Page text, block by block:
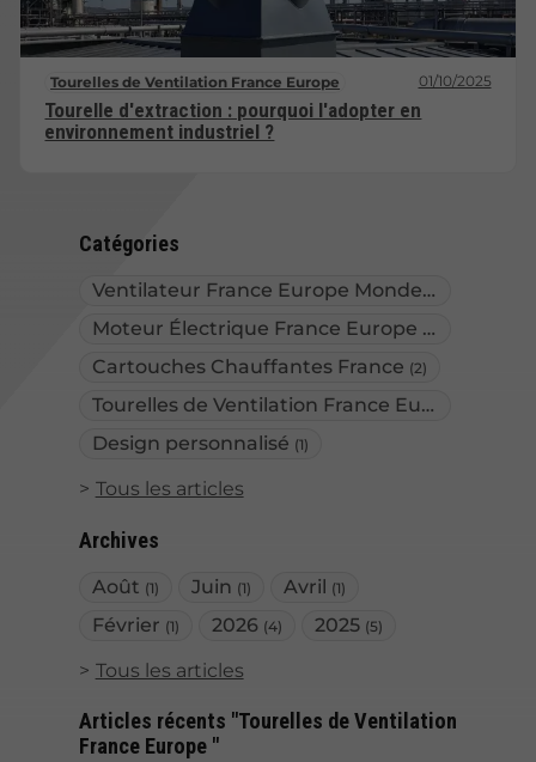
Catégories
Ventilateur France Europe Monde(2)
Moteur Électrique France Europe Monde
Cartouches Chauffantes France (2)
Tourelles de Ventilation France Europe
Design personnalisé (1)
Tous les articles
Archives
Août (1) Juin (1) Avril (1)
Février (1) 2026 (4) 2025 (5)
Tous les articles
Articles récents "Tourelles de Ventilation
France Europe "
Tourelles de Ventilation France Europe 01/10/2025
Tourelle d'extraction : pourquoi l'adopter en
environnement industriel ?